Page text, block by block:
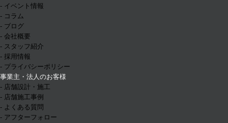
- イベント情報
- コラム
- ブログ
- 会社概要
- スタッフ紹介
- 採用情報
- プライバシーポリシー
事業主・法人のお客様
- 店舗設計・施工
- 店舗施工事例
- よくある質問
- アフターフォロー